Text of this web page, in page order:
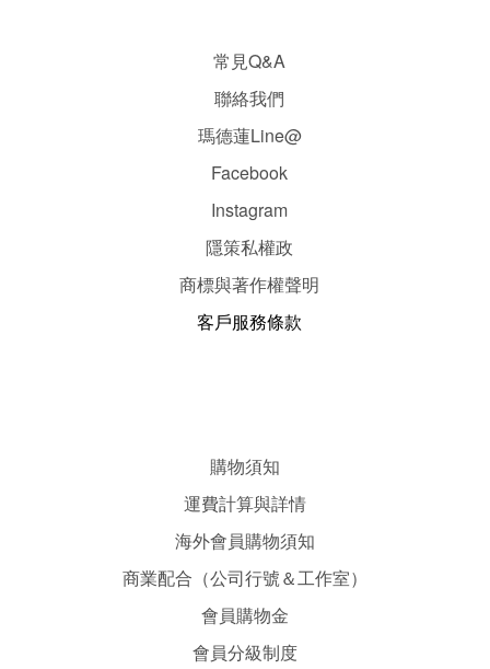
常見Q&A
聯絡我們
瑪德蓮Line@
Facebook
Instagram
隱策私權政
商標與著作權聲明
客戶服務條款
購物須知
運費計算與詳情
海外會員購物須知
商業配合（公司行號＆工作室）
會員購物金
會員分級制度